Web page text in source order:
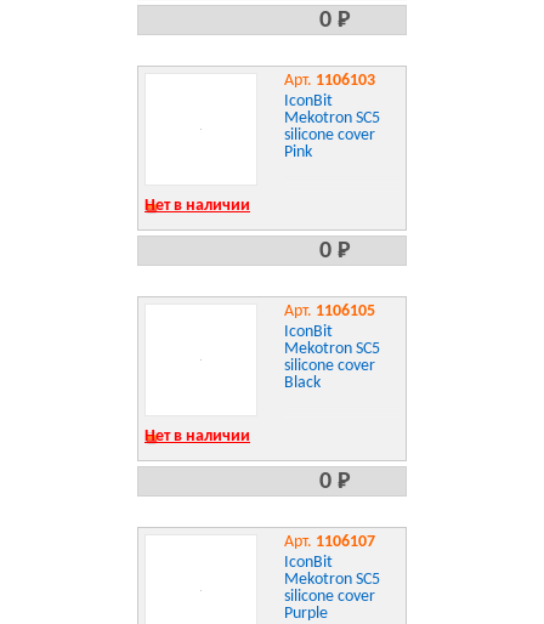
0 Р
Арт. 1106103
IconBit
Mekotron SC5
silicone cover
Pink
Нет в наличии
0 Р
Арт. 1106105
IconBit
Mekotron SC5
silicone cover
Black
Нет в наличии
0 Р
Арт. 1106107
IconBit
Mekotron SC5
silicone cover
Purple